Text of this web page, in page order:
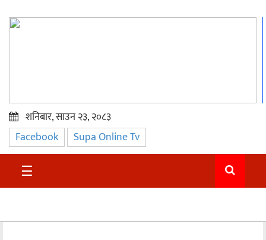
प्रमुख
समाचार
सुदुर
शनिबार, साउन २३, २०८३
Facebook Supa Online Tv
☰